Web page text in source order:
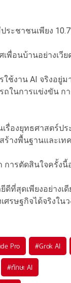
ะชาชนเพียง
พื่อนบ้านอย่างเวี
ช้งาน AI จริงอยู่
ถในการแข่งขัน ก
องยุทธศาสตร์ปร
ร้างพื้นฐานและเท
การตัดสินใจครั้ง
ที่สุดเพียงอย่างเ
รษฐกิจได้จริงในว
Pro #Grok AI
#ทักษะ AI